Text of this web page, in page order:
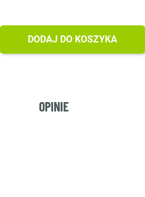
DODAJ DO KOSZYKA
OPINIE